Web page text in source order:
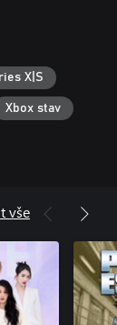
X|S
Xbox stav
vše